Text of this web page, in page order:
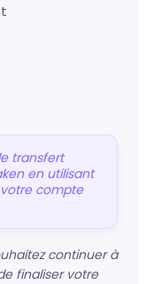
transfert
en utilisant
compte
continuer à
finaliser votre